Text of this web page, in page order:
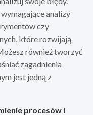
analizy
czy
które rozwijają
również tworzyć
zagadnienia
jest jedną z
procesów i